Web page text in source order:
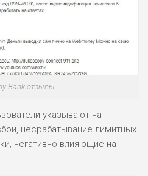
Bank отзывы
указывают на
несрабатывание лимитных
негативно влияющие на